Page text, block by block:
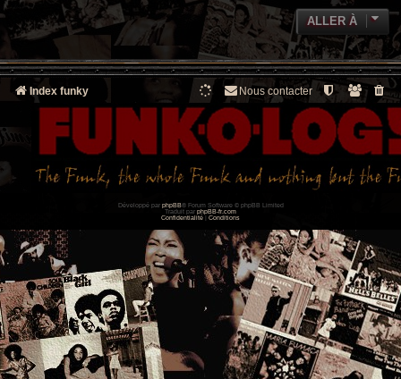
ALLER À
Index funky Nous contacter
Développé par phpBB® Forum Software © phpBB Limited
Traduit par phpBB-fr.com
Confidentialité | Conditions